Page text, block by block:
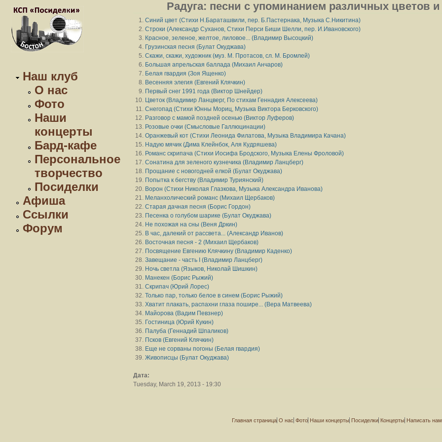
Наш клуб
О нас
Фото
Наши
концерты
Бард-кафе
Персональное
творчество
Посиделки
Афиша
Ссылки
Форум
Радуга: песни с упоминанием различных цветов и
Синий цвет (Стихи Н.Бараташвили, пер. Б.Пастернака, Музыка С.Никитина)
Строки (Александр Суханов, Стихи Перси Биши Шелли, пер. И.Ивановского)
Красное, зеленое, желтое, лиловое... (Владимир Высоцкий)
Грузинская песня (Булат Окуджава)
Скажи, скажи, художник (муз. М. Протасов, сл. М. Бромлей)
Большая апрельская баллада (Михаил Анчаров)
Белая гвардия (Зоя Ященко)
Весенняя элегия (Евгений Клячкин)
Первый снег 1991 года (Виктор Шнейдер)
Цветок (Владимир Ланцверг, По стихам Геннадия Алексеева)
Снегопад (Стихи Юнны Мориц, Музыка Виктора Берковского)
Разговор с мамой поздней осенью (Виктор Луферов)
Розовые очки (Смысловые Галлюцинации)
Оранжевый кот (Стихи Леонида Филатова, Музыка Владимира Качана)
Надую мячик (Дима Клейнбок, Аля Кудряшева)
Романс скрипача (Стихи Иосифа Бродского, Музыка Елены Фроловой)
Сонатина для зеленого кузнечика (Владимир Ланцберг)
Прощание с новогодней елкой (Булат Окуджава)
Попытка к бегству (Владимир Туриянский)
Ворон (Стихи Николая Глазкова, Музыка Александра Иванова)
Меланхолический романс (Михаил Щербаков)
Старая дачная песня (Борис Гордон)
Песенка о голубом шарике (Булат Окуджава)
Не похожая на сны (Веня Дркин)
В час, далекий от рассвета... (Александр Иванов)
Восточная песня - 2 (Михаил Щербаков)
Посвящение Евгению Клячкину (Владимир Каденко)
Завещание - часть I (Владимир Ланцберг)
Ночь светла (Языков, Николай Шишкин)
Манекен (Борис Рыжий)
Скрипач (Юрий Лорес)
Только пар, только белое в синем (Борис Рыжий)
Хватит плакать, распахни глаза пошире... (Вера Матвеева)
Майорова (Вадим Певзнер)
Гостиница (Юрий Кукин)
Палуба (Геннадий Шпаликов)
Псков (Евгений Клячкин)
Еще не сорваны погоны (Белая гвардия)
Живописцы (Булат Окуджава)
Дата:
Tuesday, March 19, 2013 - 19:30
Главная страница О нас Фото Наши концерты Посиделки Концерты Написать нам